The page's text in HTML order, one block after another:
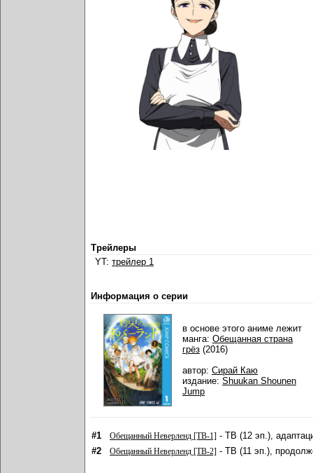
Трейлеры
YT: трейлер 1
Информация о серии
в основе этого аниме лежит
манга: Обещанная страна
грёз (2016)
автор: Сирай Каю
издание: Shuukan Shounen
Jump
#1 Обещанный Неверленд [ТВ-1] - ТВ (12 эп.),
#2
Обещанный Неверленд [ТВ-2] - ТВ (11 эп.),